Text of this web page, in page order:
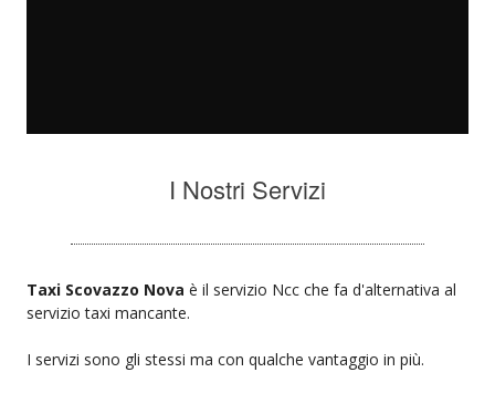
I Nostri Servizi
Taxi Scovazzo Nova è il servizio Ncc che fa d'alternativa al
servizio taxi mancante.
I servizi sono gli stessi ma con qualche vantaggio in più.